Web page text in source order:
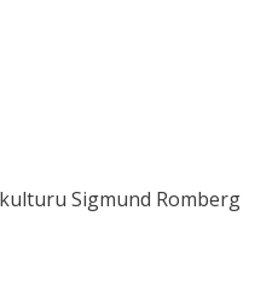
Sigmund Romberg